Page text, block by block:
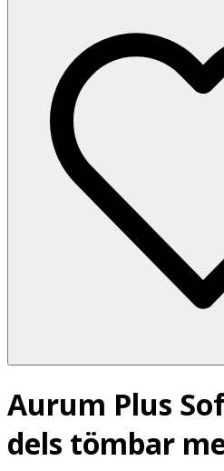
Aurum Plus
dels tömbar